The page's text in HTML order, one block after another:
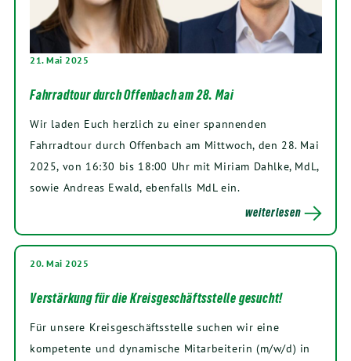
21. Mai 2025
Fahrradtour durch Offenbach am 28. Mai
Wir laden Euch herzlich zu einer spannenden
Fahrradtour durch Offenbach am Mittwoch, den 28. Mai
2025, von 16:30 bis 18:00 Uhr mit Miriam Dahlke, MdL,
sowie Andreas Ewald, ebenfalls MdL ein.
weiterlesen
20. Mai 2025
Verstärkung für die Kreisgeschäftsstelle gesucht!
Für unsere Kreisgeschäftsstelle suchen wir eine
kompetente und dynamische Mitarbeiterin (m/w/d) in